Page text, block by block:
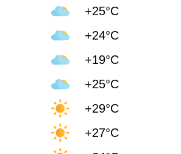
+25°C
+24°C
+19°C
+25°C
+29°C
+27°C